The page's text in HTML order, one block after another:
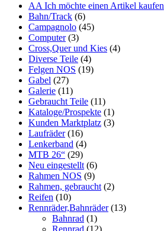
AA Ich möchte einen Artikel kaufen
Bahn/Track (6)
Campagnolo (45)
Computer (3)
Cross,Quer und Kies (4)
Diverse Teile (4)
Felgen NOS (19)
Gabel (27)
Galerie (11)
Gebraucht Teile (11)
Kataloge/Prospekte (1)
Kunden Marktplatz (3)
Laufräder (16)
Lenkerband (4)
MTB 26“ (29)
Neu eingestellt (6)
Rahmen NOS (9)
Rahmen, gebraucht (2)
Reifen (10)
Rennräder,Bahnräder (13)
Bahnrad (1)